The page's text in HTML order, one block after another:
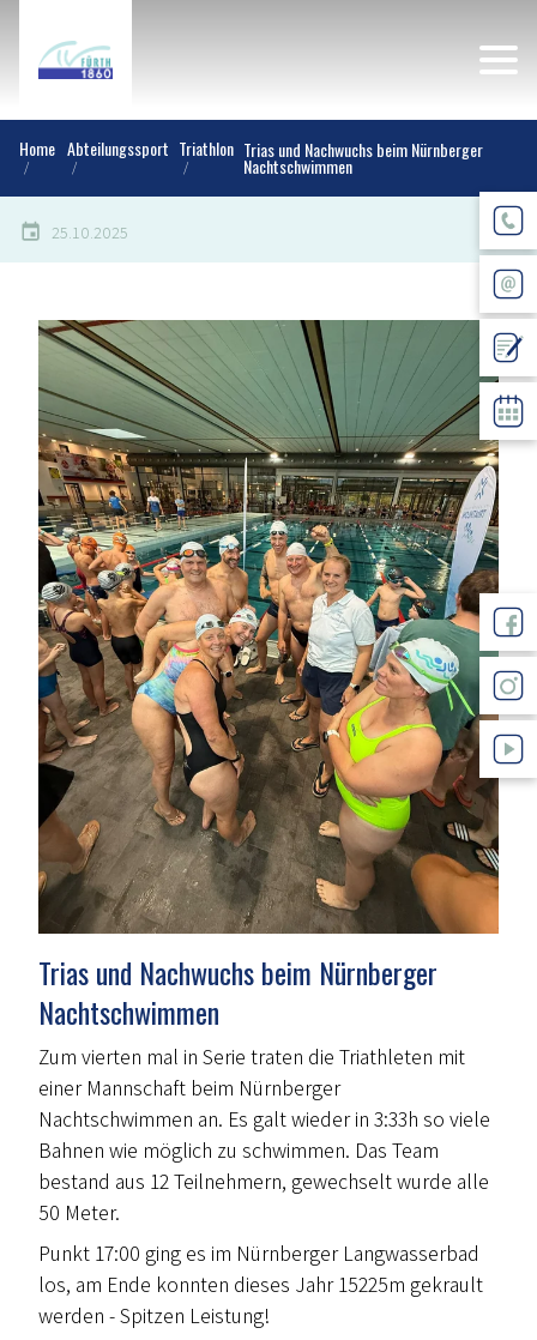
Home Abteilungssport Triathlon Trias und Nachwuchs beim Nürnberger
Nachtschwimmen
25.10.2025
Trias und Nachwuchs beim Nürnberger
Nachtschwimmen
Zum vierten mal in Serie traten die Triathleten mit
einer Mannschaft beim Nürnberger
Nachtschwimmen an. Es galt wieder in 3:33h so viele
Bahnen wie möglich zu schwimmen. Das Team
bestand aus 12 Teilnehmern, gewechselt wurde alle
50 Meter.
Punkt 17:00 ging es im Nürnberger Langwasserbad
los, am Ende konnten dieses Jahr 15225m gekrault
werden - Spitzen Leistung!